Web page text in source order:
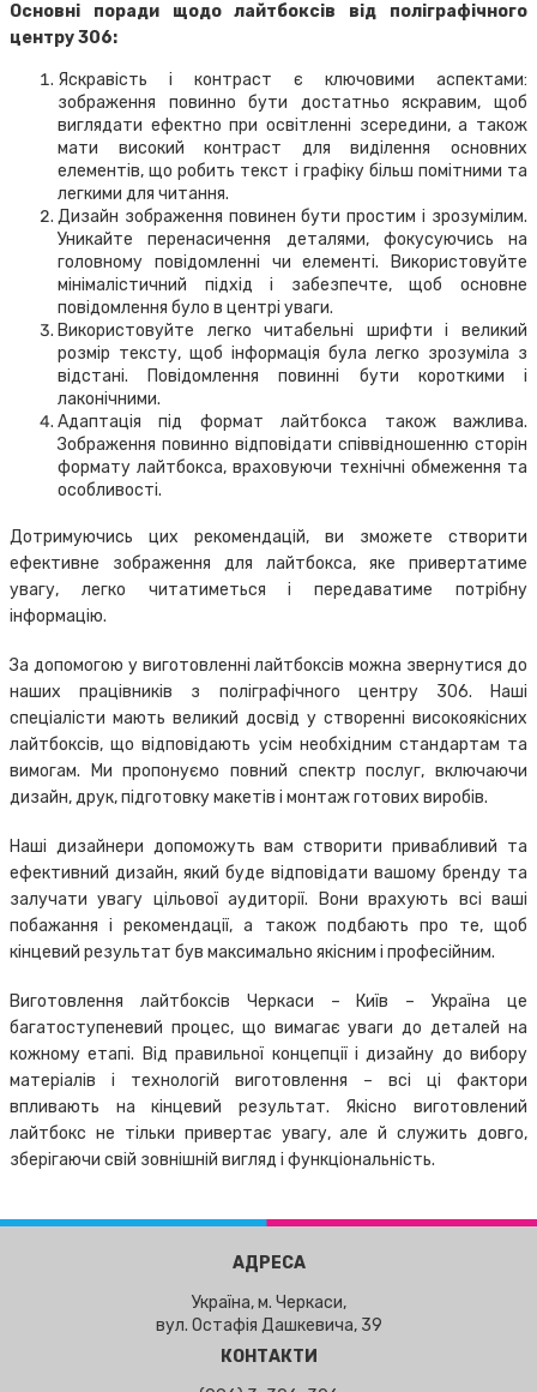
Основні поради щодо лайтбоксів від поліграфічного
центру 306:
Яскравість і контраст є ключовими аспектами:
зображення повинно бути достатньо яскравим, щоб
виглядати ефектно при освітленні зсередини, а також
мати високий контраст для виділення основних
елементів, що робить текст і графіку більш помітними та
легкими для читання.
Дизайн зображення повинен бути простим і зрозумілим.
Уникайте перенасичення деталями, фокусуючись на
головному повідомленні чи елементі. Використовуйте
мінімалістичний підхід і забезпечте, щоб основне
повідомлення було в центрі уваги.
Використовуйте легко читабельні шрифти і великий
розмір тексту, щоб інформація була легко зрозуміла з
відстані. Повідомлення повинні бути короткими і
лаконічними.
Адаптація під формат лайтбокса також важлива.
Зображення повинно відповідати співвідношенню сторін
формату лайтбокса, враховуючи технічні обмеження та
особливості.
Дотримуючись цих рекомендацій, ви зможете створити
ефективне зображення для лайтбокса, яке привертатиме
увагу, легко читатиметься і передаватиме потрібну
інформацію.
За допомогою у виготовленні лайтбоксів можна звернутися до
наших працівників з поліграфічного центру 306. Наші
спеціалісти мають великий досвід у створенні високоякісних
лайтбоксів, що відповідають усім необхідним стандартам та
вимогам. Ми пропонуємо повний спектр послуг, включаючи
дизайн, друк, підготовку макетів і монтаж готових виробів.
Наші дизайнери допоможуть вам створити привабливий та
ефективний дизайн, який буде відповідати вашому бренду та
залучати увагу цільової аудиторії. Вони врахують всі ваші
побажання і рекомендації, а також подбають про те, щоб
кінцевий результат був максимально якісним і професійним.
Виготовлення лайтбоксів Черкаси – Київ – Україна це
багатоступеневий процес, що вимагає уваги до деталей на
кожному етапі. Від правильної концепції і дизайну до вибору
матеріалів і технологій виготовлення – всі ці фактори
впливають на кінцевий результат. Якісно виготовлений
лайтбокс не тільки привертає увагу, але й служить довго,
зберігаючи свій зовнішній вигляд і функціональність.
АДРЕСА
Україна, м. Черкаси,
вул. Остафія Дашкевича, 39
КОНТАКТИ